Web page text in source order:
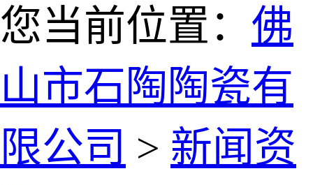
您当前位置： 佛
山市石陶陶瓷有
限公司 > 新闻资